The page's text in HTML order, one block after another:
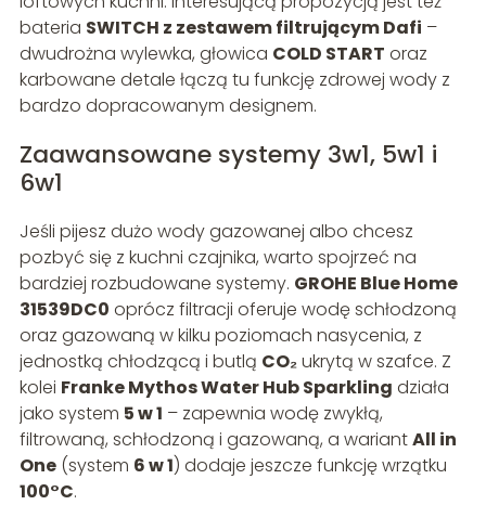
bateria SWITCH z zestawem filtrującym Dafi –
dwudrożna wylewka, głowica COLD START oraz
karbowane detale łączą tu funkcję zdrowej wody z
bardzo dopracowanym designem.
Zaawansowane systemy 3w1, 5w1 i
6w1
Jeśli pijesz dużo wody gazowanej albo chcesz
pozbyć się z kuchni czajnika, warto spojrzeć na
bardziej rozbudowane systemy. GROHE Blue Home
31539DC0 oprócz filtracji oferuje wodę schłodzoną
oraz gazowaną w kilku poziomach nasycenia, z
jednostką chłodzącą i butlą CO₂ukrytą w szafce. Z
kolei Franke Mythos Water Hub Sparkling działa
jako system 5 w 1 – zapewnia wodę zwykłą,
filtrowaną, schłodzoną i gazowaną, a wariantAll in
One(system 6 w 1) dodaje jeszcze funkcję wrzątku
100°C.